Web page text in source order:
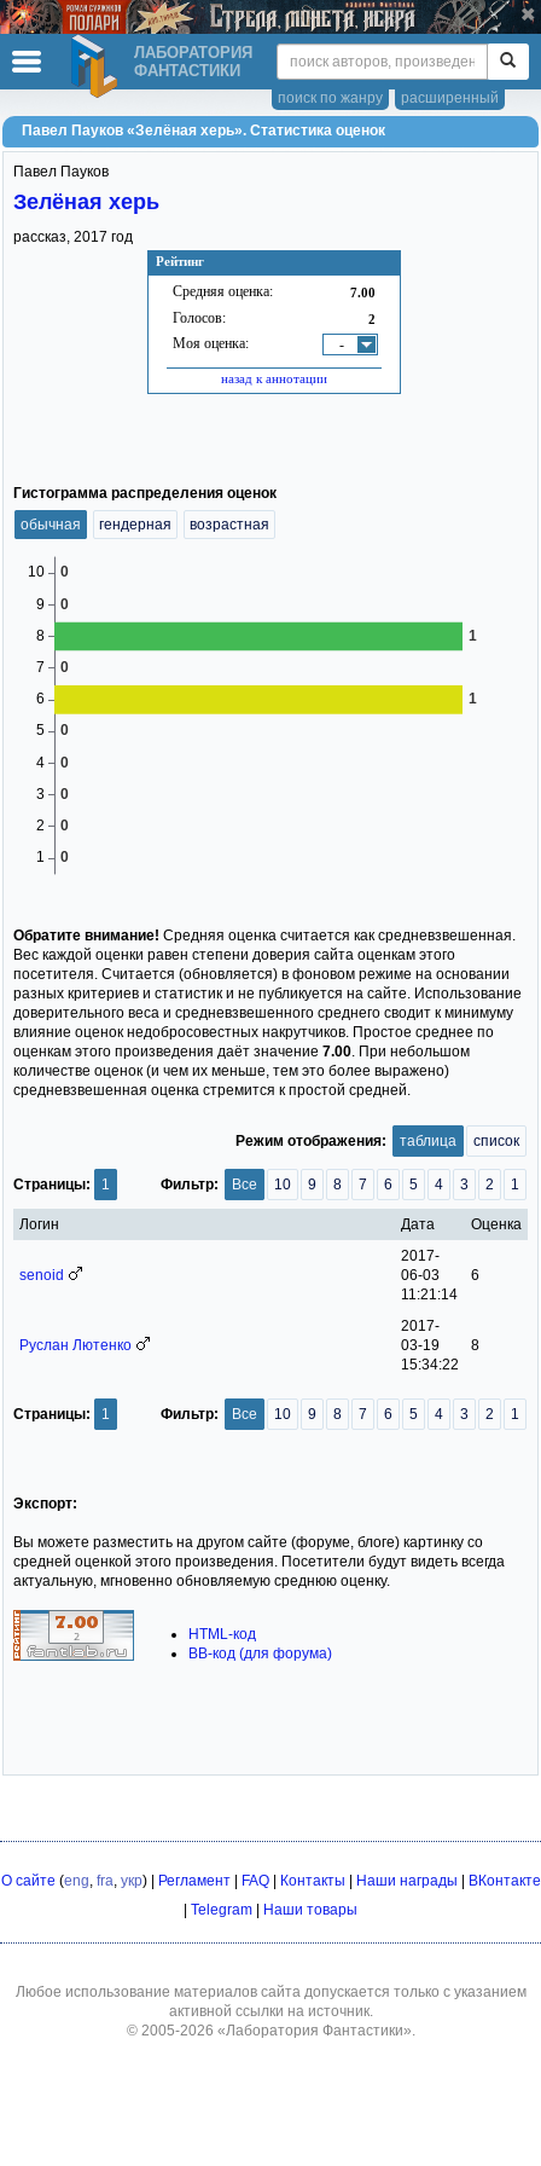
ЛАБОРАТОРИЯ
ФАНТАСТИКИ
расширенный
поиск по жанру
Павел Пауков «Зелёная херь». Статистика оценок
Рейтинг
Средняя оценка: 7.00
Голосов: 2
Моя оценка: -
назад к аннотации
Павел Пауков
Зелёная херь
рассказ, 2017 год
Гистограмма распределения оценок
обычная
гендерная возрастная
Обратите внимание! Средняя оценка считается как средневзвешенная.
Вес каждой оценки равен степени доверия сайта оценкам этого
посетителя. Считается (обновляется) в фоновом режиме на основании
разных критериев и статистик и не публикуется на сайте. Использование
доверительного веса и средневзвешенного среднего сводит к минимуму
влияние оценок недобросовестных накрутчиков. Простое среднее по
оценкам этого произведения даёт значение 7.00 . При небольшом
количестве оценок (и чем их меньше, тем это более выражено)
средневзвешенная оценка стремится к простой средней.
Режим отображения: таблица список
Все 10 9 8 7 6 5 4 3 2 1
Фильтр:
Страницы: 1
Логин Дата Оценка
senoid
2017-
06-03
11:21:14
6
Руслан Лютенко
2017-
03-19
15:34:22
8
Все 10 9 8 7 6 5 4 3 2 1
Фильтр:
Страницы: 1
Экспорт:
Вы можете разместить на другом сайте (форуме, блоге) картинку со
средней оценкой этого произведения. Посетители будут видеть всегда
актуальную, мгновенно обновляемую среднюю оценку.
HTML-код
BB-код (для форума)
О сайте (eng fra укр) | Регламент| FAQ| Контакты | Наши награды | ВКонтакте
| Telegram | Наши товары
Любое использование материалов сайта допускается только с указанием
активной ссылки на источник.
© 2005-2026 «Лаборатория Фантастики»